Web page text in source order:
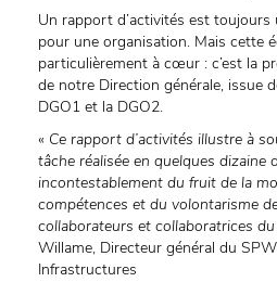
Un rapport d’activités est
pour une organisation. Mais cette
particulièrement à cœur : c’est la
de notre Direction générale, issue
DGO1 et la DGO2.
« Ce rapport d’activités illustre à
tâche réalisée en quelques dizaine
incontestablement du fruit de la
compétences et du volontarisme
collaborateurs et collaboratrices
Willame, Directeur général du
Infrastructures